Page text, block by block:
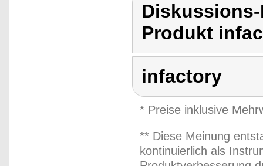
Produkt
infactory
* Preise inklusive
** Diese Meinung
kontinuierlich als